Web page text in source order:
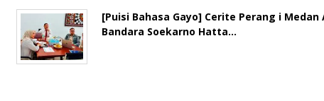
[Puisi Bahasa Gayo] Cerite Perang i Medan
Bandara Soekarno Hatta…